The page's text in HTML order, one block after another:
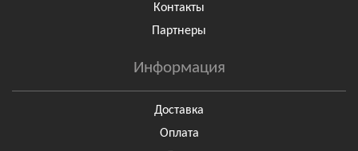
Контакты
Партнеры
Информация
Доставка
Оплата